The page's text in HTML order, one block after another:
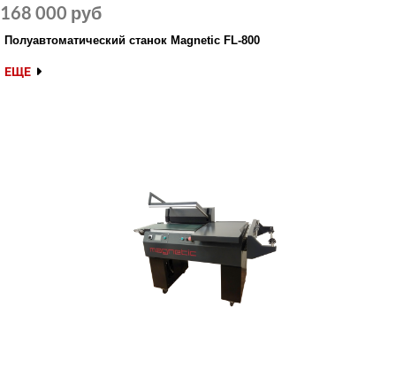
Полуавтоматический станок Magnetic FL-800
168 000 руб
ЕЩЕ